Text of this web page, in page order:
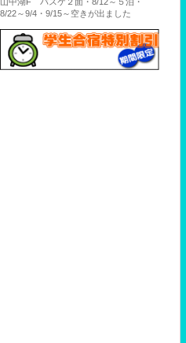
8/22～9/4・9/15～空きが出ました